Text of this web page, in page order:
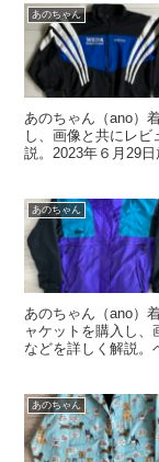
あのちゃん
あのちゃん（ano）
し、画像と共にレ
説。2023年６月29
あのちゃん
あのちゃん（ano）
ャケットを購入し
などを詳しく解説。
あのちゃん